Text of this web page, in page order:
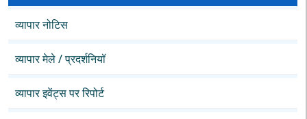
व्यापार नोटिस
व्यापार मेले / प्रदर्शनियॉ
व्यापार इवेंट्स पर रिपोर्ट